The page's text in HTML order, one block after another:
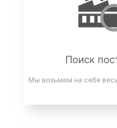
Поиск
Мы возьмем на себя